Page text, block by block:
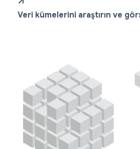
Veri kümelerini araştırın ve